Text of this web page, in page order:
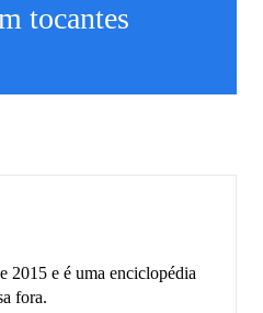
tocantes
2015 e é uma enciclopédia
fora.